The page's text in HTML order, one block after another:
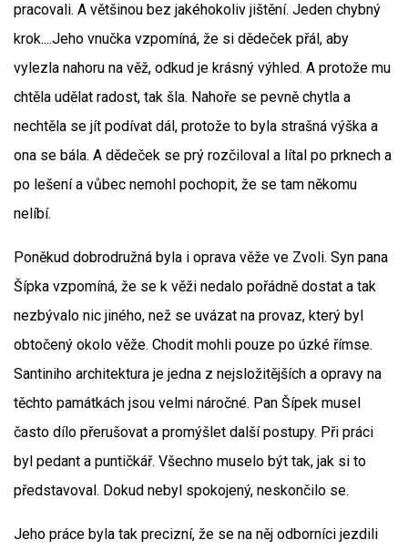
pracovali. A většinou bez jakéhokoliv jištění. Jeden chybný
krok....Jeho vnučka vzpomíná, že si dědeček přál, aby
vylezla nahoru na věž, odkud je krásný výhled. A protože mu
chtěla udělat radost, tak šla. Nahoře se pevně chytla a
nechtěla se jít podívat dál, protože to byla strašná výška a
ona se bála. A dědeček se prý rozčiloval a lítal po prknech a
po lešení a vůbec nemohl pochopit, že se tam někomu
nelíbí.
Poněkud dobrodružná byla i oprava věže ve Zvoli. Syn pana
Šípka vzpomíná, že se k věži nedalo pořádně dostat a tak
nezbývalo nic jiného, než se uvázat na provaz, který byl
obtočený okolo věže. Chodit mohli pouze po úzké římse.
Santiniho architektura je jedna z nejsložitějších a opravy na
těchto památkách jsou velmi náročné. Pan Šípek musel
často dílo přerušovat a promýšlet další postupy. Při práci
byl pedant a puntičkář. Všechno muselo být tak, jak si to
představoval. Dokud nebyl spokojený, neskončilo se.
Jeho práce byla tak precizní, že se na něj odborníci jezdili